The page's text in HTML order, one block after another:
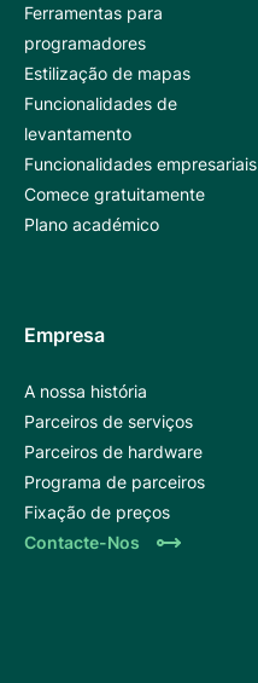
Ferramentas para
programadores
Estilização de mapas
Funcionalidades de
levantamento
Funcionalidades empresariais
Comece gratuitamente
Plano académico
Empresa
A nossa história
Parceiros de serviços
Parceiros de hardware
Programa de parceiros
Fixação de preços
Contacte-Nos